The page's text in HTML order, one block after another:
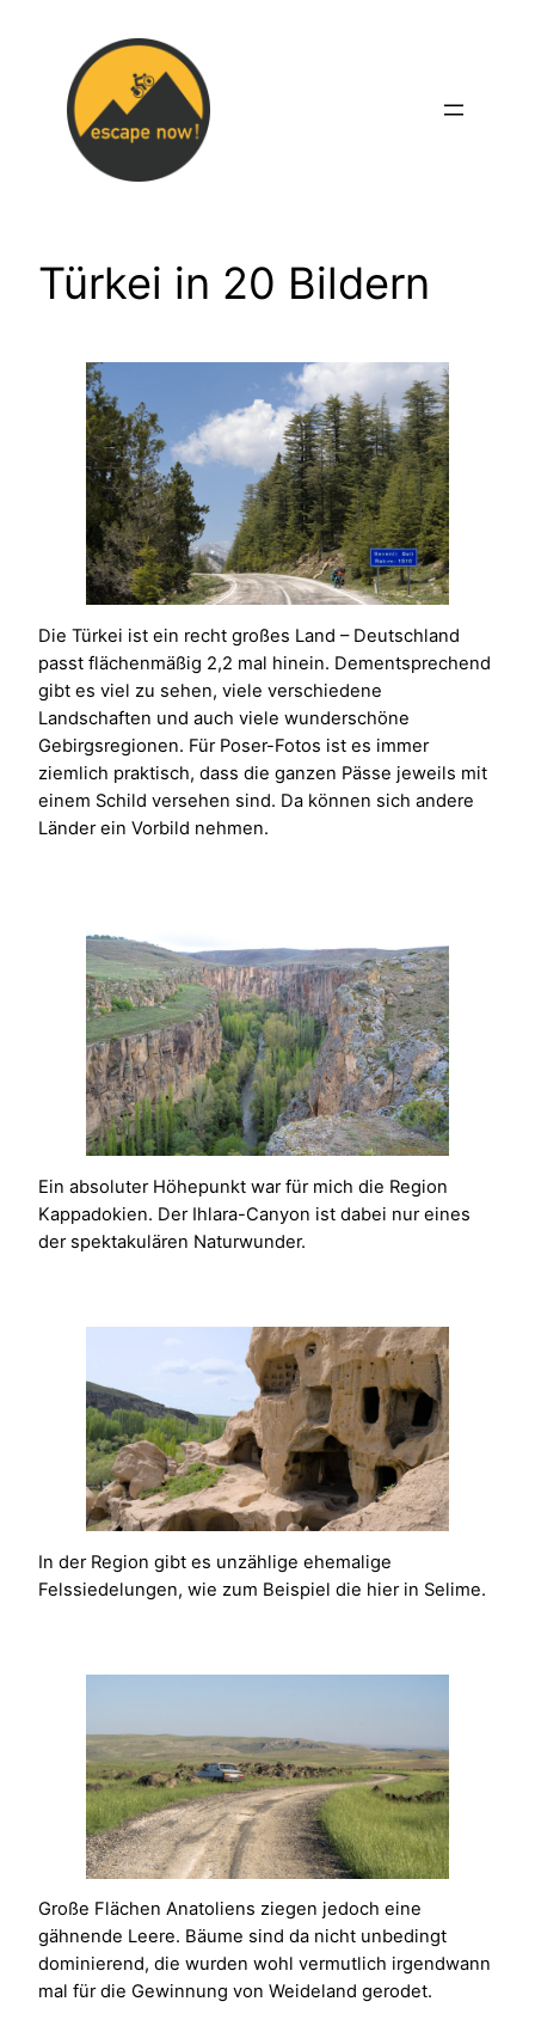
springen
Türkei in 20 Bildern
Die Türkei ist ein recht großes Land – Deutschland
passt flächenmäßig 2,2 mal hinein. Dementsprechend
gibt es viel zu sehen, viele verschiedene
Landschaften und auch viele wunderschöne
Gebirgsregionen. Für Poser-Fotos ist es immer
ziemlich praktisch, dass die ganzen Pässe jeweils mit
einem Schild versehen sind. Da können sich andere
Länder ein Vorbild nehmen.
Ein absoluter Höhepunkt war für mich die Region
Kappadokien. Der Ihlara-Canyon ist dabei nur eines
der spektakulären Naturwunder.
In der Region gibt es unzählige ehemalige
Felssiedelungen, wie zum Beispiel die hier in Selime.
Große Flächen Anatoliens ziegen jedoch eine
gähnende Leere. Bäume sind da nicht unbedingt
dominierend, die wurden wohl vermutlich irgendwann
mal für die Gewinnung von Weideland gerodet.